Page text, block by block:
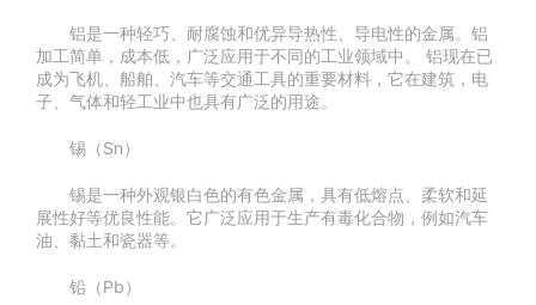
铝是一种轻巧、耐腐蚀和优异导热性、导电性的金属。铝
加工简单，成本低，广泛应用于不同的工业领域中。 铝现在已
成为飞机、船舶、汽车等交通工具的重要材料，它在建筑，电
子、气体和轻工业中也具有广泛的用途。
锡（Sn）
锡是一种外观银白色的有色金属，具有低熔点、柔软和延
展性好等优良性能。它广泛应用于生产有毒化合物，例如汽车
油、黏土和瓷器等。
铅（Pb）